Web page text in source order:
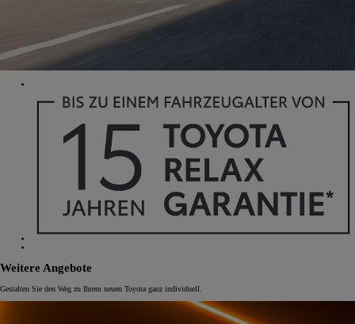
Weitere Angebote
Gestalten Sie den Weg zu Ihrem neuen Toyota ganz individuell.